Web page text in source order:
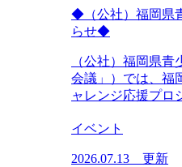
◆（公社）福岡県
らせ◆
（公社）福岡県
会議」）では、福
ャレンジ応援プロ
イベント
2026.07.13 更新